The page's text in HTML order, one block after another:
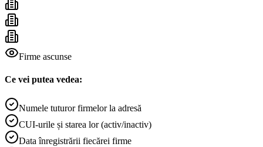
Firme ascunse
Ce vei putea vedea:
Numele tuturor firmelor la adresă
CUI-urile și starea lor (activ/inactiv)
Data înregistrării fiecărei firme